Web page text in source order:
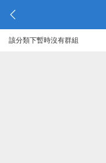
該分類下暫時沒有群組